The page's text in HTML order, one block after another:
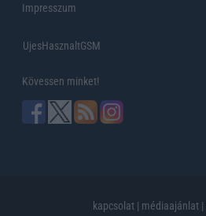
Impresszum
UjesHasznaltGSM
Kövessen minket!
kapcsolat | médiaajánlat |